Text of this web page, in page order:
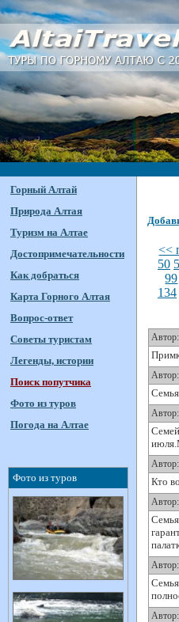
Горный Алтай
Природа Алтая
Туризм на Алтае
Достопримечательности
Как добраться
Карта Горного Алтая
Вопрос-ответ
Советы туристам
Легенды, истории
Поиск попутчика
Фото из туров
Погода на Алтае
Фото из туров
<<
50
99
134
Автор:
Автор:
Автор:
Автор:
Кто
Автор:
Автор:
Автор: